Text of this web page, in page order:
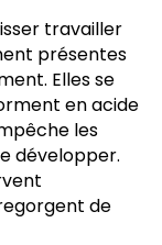
travailler
présentes
Elles se
en acide
les
développer.
de